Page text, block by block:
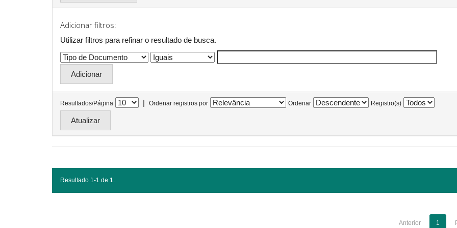
Adicionar filtros:
Utilizar filtros para refinar o resultado de busca.
Resultados/Página | Ordenar registros por Ordenar Registro(s)
Resultado 1-1 de 1.
Anterior 1